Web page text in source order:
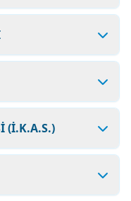
(İ.K.A.S.)